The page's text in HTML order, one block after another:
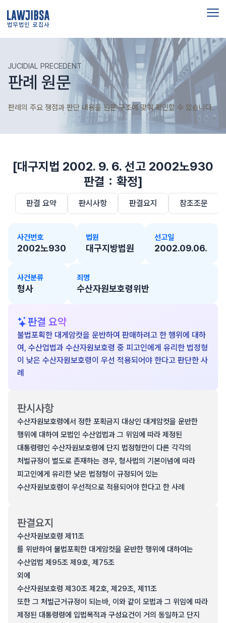
법무법인 로집사
JUCIDIAL PRECEDENT
판례 원문
판례의 주요 쟁점과 판단 내용을 원문 구조에 맞춰 확인할 수 있습니다.
[대구지법 2002. 9. 6. 선고 2002노930
판결：확정]
판결 요약 판시사항 판결요지 참조조문
사건번호
2002노930
법원
대구지방법원
선고일
2002.09.06.
사건분류
형사
죄명
수산자원보호령위반
판결 요약
불법포획한 대게암컷을 운반하여 판매하려고 한 행위에 대하
여, 수산업법과 수산자원보호령 중 피고인에게 유리한 법정형
이 낮은 수산자원보호령이 우선 적용되어야 한다고 판단한 사
례
판시사항
수산자원보호령에서 정한 포획금지 대상인 대게암컷을 운반한
행위에 대하여 모법인 수산업법과 그 위임에 따라 제정된
대통령령인 수산자원보호령에 단지 법정형만이 다른 각각의
처벌규정이 별도로 존재하는 경우, 형사법의 기본이념에 따라
피고인에게 유리한 낮은 법정형이 규정되어 있는
수산자원보호령이 우선적으로 적용되어야 한다고 한 사례
판결요지
수산자원보호령 제11조
를 위반하여 불법포획한 대게암컷을 운반한 행위에 대하여는
수산업법 제95조 제9호, 제75조
외에
수산자원보호령 제30조 제2호, 제29조, 제11조
또한 그 처벌근거규정이 되는바, 이와 같이 모법과 그 위임에 따라
제정된 대통령령에 입법목적과 구성요건이 거의 동일하고 단지